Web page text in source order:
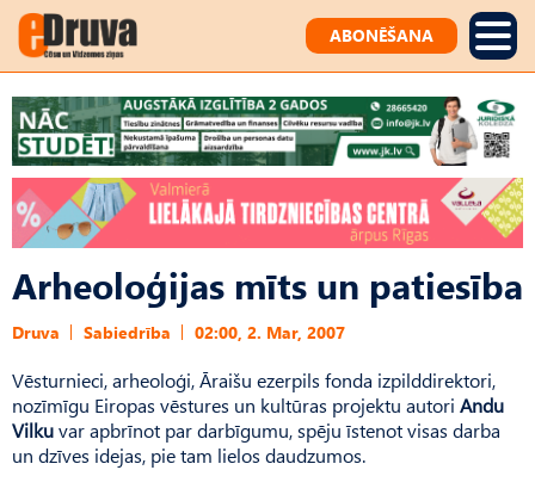
ABONĒŠANA
Arheoloģijas mīts un patiesība
Druva Sabiedrība 02:00, 2. Mar, 2007
Vēsturnieci, arheoloģi, Āraišu ezerpils fonda izpilddirektori,
nozīmīgu Eiropas vēstures un kultūras projektu autori Andu
Vilkuvar apbrīnot par darbīgumu, spēju īstenot visas darba
un dzīves idejas, pie tam lielos daudzumos.